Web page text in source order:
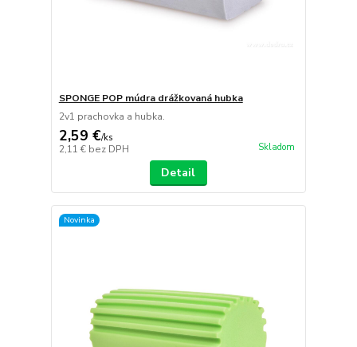
SPONGE POP múdra drážkovaná hubka
2v1 prachovka a hubka.
2,59 €/ks
2,11 € bez DPH Skladom
Detail
Novinka